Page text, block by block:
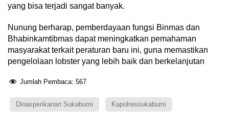
yang bisa terjadi sangat banyak.
Nunung berharap, pemberdayaan fungsi Binmas dan
Bhabinkamtibmas dapat meningkatkan pemahaman
masyarakat terkait peraturan baru ini, guna memastikan
pengelolaan lobster yang lebih baik dan berkelanjutan
Jumlah Pembaca: 567
Dinasperikanan Sukabumi Kapolressukabumi